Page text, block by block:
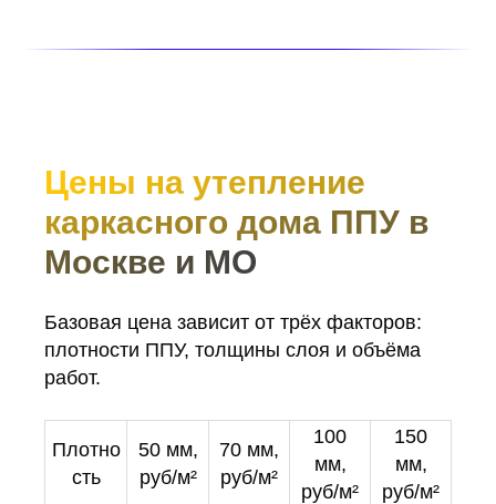
Цены на утепление
каркасного дома ППУ в
Москве и МО
Базовая цена зависит от трёх факторов:
плотности ППУ, толщины слоя и объёма
работ.
Плотно
сть
50 мм,
руб/м²
70 мм,
руб/м²
100
мм,
руб/м²
150
мм,
руб/м²